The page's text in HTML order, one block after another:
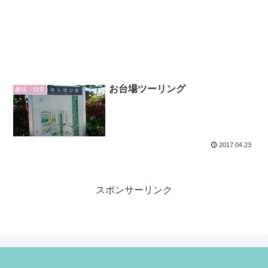
趣味・日常 お台場ツーリング
2017.04.23
スポンサーリンク